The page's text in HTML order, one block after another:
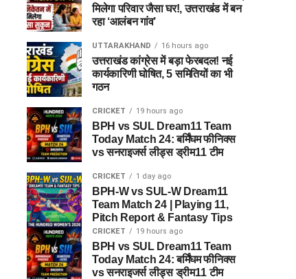
मिलेगा परिवार जैसा घर!, उत्तराखंड में बन
रहा ‘आलंबन गांव’
UTTARAKHAND 16 hours ago
उत्तराखंड कांग्रेस में बड़ा फेरबदल! नई
कार्यकारिणी घोषित, 5 समितियों का भी
गठन
CRICKET 19 hours ago
BPH vs SUL Dream11 Team
Today Match 24: बर्मिंघम फीनिक्स
vs सनराइजर्स लीड्स ड्रीम11 टीम
CRICKET 1 day ago
BPH-W vs SUL-W Dream11
Team Match 24 | Playing 11,
Pitch Report & Fantasy Tips
CRICKET 19 hours ago
BPH vs SUL Dream11 Team
Today Match 24: बर्मिंघम फीनिक्स
vs सनराइजर्स लीड्स ड्रीम11 टीम